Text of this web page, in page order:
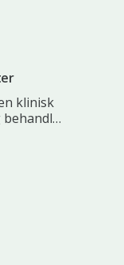
klinisk
behandl…